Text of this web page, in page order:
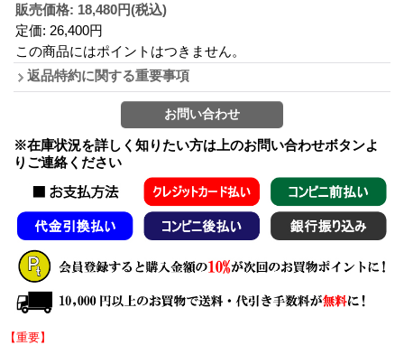
販売価格: 18,480円(税込)
定価: 26,400円
この商品にはポイントはつきません。
返品特約に関する重要事項
※在庫状況を詳しく知りたい方は上のお問い合わせボタンよ
りご連絡ください
【重要】